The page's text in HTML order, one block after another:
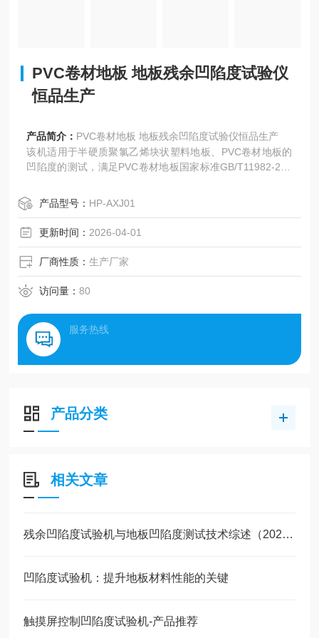
PVC卷材地板 地板残余凹陷度试验仪
恒品生产
产品简介： PVC卷材地板 地板残余凹陷度试验仪恒品生产
该机适用于半硬质聚氯乙烯块状塑料地板、PVC卷材地板的
凹陷度的测试，满足PVC卷材地板国家标准GB/T11982-200
产品型号： HP-AXJ01
更新时间： 2026-04-01
厂商性质：生产厂家
访问量：80
服务热线
产品分类
相关文章
残余凹陷度试验机与地板凹陷度测试技术综述（2021-2023）
凹陷度试验机：提升地板材料性能的关键
触摸屏控制凹陷度试验机-产品推荐